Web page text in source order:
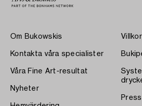
Om Bukowskis
Kontakta våra specialister
Våra Fine Art-resultat
Nyheter
Villkor
Press